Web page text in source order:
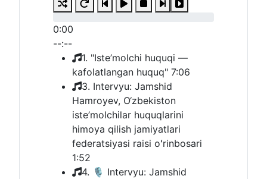
0:00
--:--
1. "Iste’molchi huquqi —
kafolatlangan huquq" 7:06
3. Intervyu: Jamshid
Hamroyev, O‘zbekiston
iste’molchilar huquqlarini
himoya qilish jamiyatlari
federatsiyasi raisi oʻrinbosari
1:52
4. 🎙 Intervyu: Jamshid